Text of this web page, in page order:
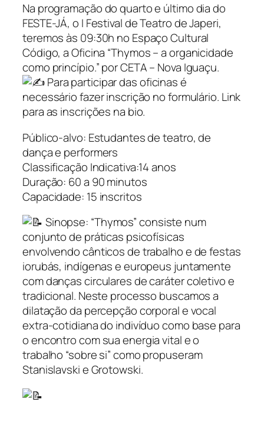
Na programação do quarto e último dia do
FESTE-JÁ, o I Festival de Teatro de Japeri,
teremos às 09:30h no Espaço Cultural
Código, a Oficina “Thymos – a organicidade
como princípio.” por CETA – Nova Iguaçu.
Para participar das oficinas é
necessário fazer inscrição no formulário. Link
para as inscrições na bio.
Público-alvo: Estudantes de teatro, de
dança e performers
Classificação Indicativa:14 anos
Duração: 60 a 90 minutos
Capacidade: 15 inscritos
Sinopse: “Thymos” consiste num
conjunto de práticas psicofísicas
envolvendo cânticos de trabalho e de festas
iorubás, indígenas e europeus juntamente
com danças circulares de caráter coletivo e
tradicional. Neste processo buscamos a
dilatação da percepção corporal e vocal
extra-cotidiana do indivíduo como base para
o encontro com sua energia vital e o
trabalho “sobre si” como propuseram
Stanislavski e Grotowski.